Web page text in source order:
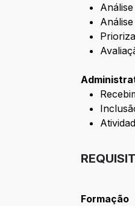
Formação